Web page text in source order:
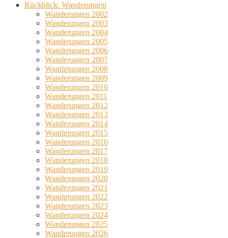
Rückblick: Wanderungen
Wanderungen 2002
Wanderungen 2003
Wanderungen 2004
Wanderungen 2005
Wanderungen 2006
Wanderungen 2007
Wanderungen 2008
Wanderungen 2009
Wanderungen 2010
Wanderungen 2011
Wanderungen 2012
Wanderungen 2013
Wanderungen 2014
Wanderungen 2015
Wanderungen 2016
Wanderungen 2017
Wanderungen 2018
Wanderungen 2019
Wanderungen 2020
Wanderungen 2021
Wanderungen 2022
Wanderungen 2023
Wanderungen 2024
Wanderungen 2025
Wanderungen 2026